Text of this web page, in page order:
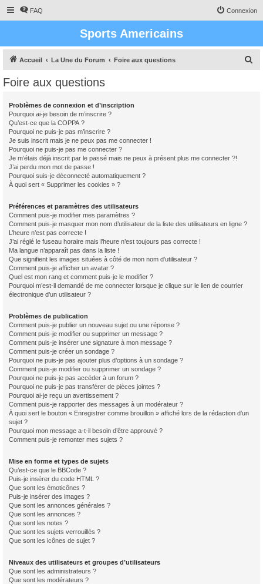
FAQ Connexion
Sports Americains
Accueil La Une du Forum Foire aux questions
Foire aux questions
Problèmes de connexion et d’inscription
Pourquoi ai-je besoin de m’inscrire ?
Qu’est-ce que la COPPA ?
Pourquoi ne puis-je pas m’inscrire ?
Je suis inscrit mais je ne peux pas me connecter !
Pourquoi ne puis-je pas me connecter ?
Je m’étais déjà inscrit par le passé mais ne peux à présent plus me connecter ?!
J’ai perdu mon mot de passe !
Pourquoi suis-je déconnecté automatiquement ?
À quoi sert « Supprimer les cookies » ?
Préférences et paramètres des utilisateurs
Comment puis-je modifier mes paramètres ?
Comment puis-je masquer mon nom d’utilisateur de la liste des utilisateurs en ligne ?
L’heure n’est pas correcte !
J’ai réglé le fuseau horaire mais l’heure n’est toujours pas correcte !
Ma langue n’apparaît pas dans la liste !
Que signifient les images situées à côté de mon nom d’utilisateur ?
Comment puis-je afficher un avatar ?
Quel est mon rang et comment puis-je le modifier ?
Pourquoi m’est-il demandé de me connecter lorsque je clique sur le lien de courrier
électronique d’un utilisateur ?
Problèmes de publication
Comment puis-je publier un nouveau sujet ou une réponse ?
Comment puis-je modifier ou supprimer un message ?
Comment puis-je insérer une signature à mon message ?
Comment puis-je créer un sondage ?
Pourquoi ne puis-je pas ajouter plus d’options à un sondage ?
Comment puis-je modifier ou supprimer un sondage ?
Pourquoi ne puis-je pas accéder à un forum ?
Pourquoi ne puis-je pas transférer de pièces jointes ?
Pourquoi ai-je reçu un avertissement ?
Comment puis-je rapporter des messages à un modérateur ?
À quoi sert le bouton « Enregistrer comme brouillon » affiché lors de la rédaction d’un
sujet ?
Pourquoi mon message a-t-il besoin d’être approuvé ?
Comment puis-je remonter mes sujets ?
Mise en forme et types de sujets
Qu’est-ce que le BBCode ?
Puis-je insérer du code HTML ?
Que sont les émoticônes ?
Puis-je insérer des images ?
Que sont les annonces générales ?
Que sont les annonces ?
Que sont les notes ?
Que sont les sujets verrouillés ?
Que sont les icônes de sujet ?
Niveaux des utilisateurs et groupes d’utilisateurs
Que sont les administrateurs ?
Que sont les modérateurs ?